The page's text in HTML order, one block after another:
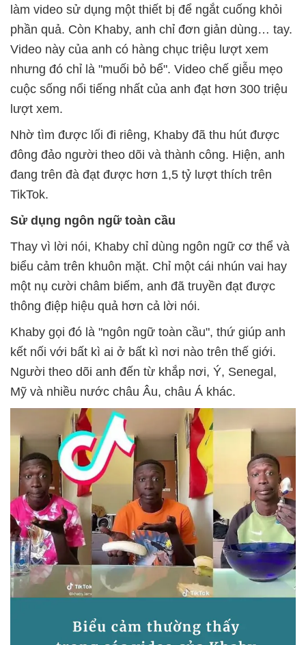
làm video sử dụng một thiết bị để ngắt cuống khỏi
phần quả. Còn Khaby, anh chỉ đơn giản dùng… tay.
Video này của anh có hàng chục triệu lượt xem
nhưng đó chỉ là "muối bỏ bể". Video chế giễu mẹo
cuộc sống nổi tiếng nhất của anh đạt hơn 300 triệu
lượt xem.
Nhờ tìm được lối đi riêng, Khaby đã thu hút được
đông đảo người theo dõi và thành công. Hiện, anh
đang trên đà đạt được hơn 1,5 tỷ lượt thích trên
TikTok.
Sử dụng ngôn ngữ toàn cầu
Thay vì lời nói, Khaby chỉ dùng ngôn ngữ cơ thể và
biểu cảm trên khuôn mặt. Chỉ một cái nhún vai hay
một nụ cười châm biếm, anh đã truyền đạt được
thông điệp hiệu quả hơn cả lời nói.
Khaby gọi đó là "ngôn ngữ toàn cầu", thứ giúp anh
kết nối với bất kì ai ở bất kì nơi nào trên thế giới.
Người theo dõi anh đến từ khắp nơi, Ý, Senegal,
Mỹ và nhiều nước châu Âu, châu Á khác.